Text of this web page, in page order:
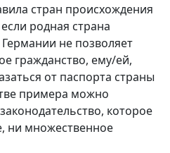
стран происхождения
родная страна
не позволяет
гражданство, ему/ей,
от паспорта страны
примера можно
которое
ни множественное